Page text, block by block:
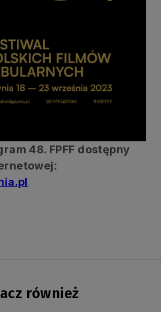
48. FPFF dostępny
również